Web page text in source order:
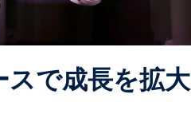
で成長を拡大